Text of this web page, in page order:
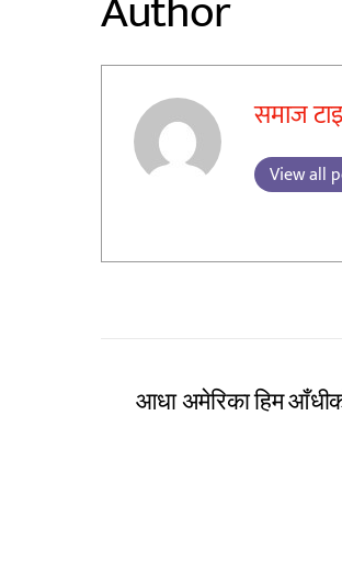
समाज
View all
आधा अमेरिका हिम